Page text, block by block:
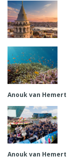
Anouk van Hemert
Anouk van Hemert